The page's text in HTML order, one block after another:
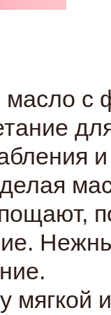
масло
делая
мягкой